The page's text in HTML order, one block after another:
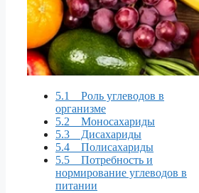
5.1 Роль углеводов в
организме
5.2 Моносахариды
5.3 Дисахариды
5.4 Полисахариды
5.5 Потребность и
нормирование углеводов в
питании